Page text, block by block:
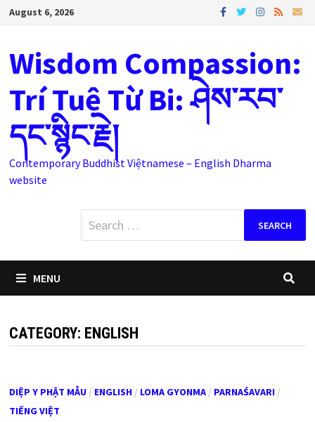
SkipAugust 6, 2026
Wisdom Compassion:
Trí Tuệ Từ Bi: ཤེས་རབ་
དང་སྙིང་རྗེ།
Contemporary Buddhist Việtnamese – English Dharma
website
Search
for:
MENU
CATEGORY: ENGLISH
DIỆP Y PHẬT MẪU/ ENGLISH/ LOMA GYONMA/ PARNAŚAVARI/
TIẾNG VIỆT